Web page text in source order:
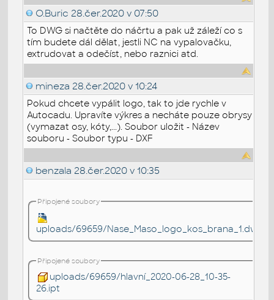
O.Buric 28.čer.2020 v 07:50
To DWG si načtěte do náčrtu a pak už záleží co s
tím budete dál dělat, jestli NC na vypalovačku,
extrudovat a odečíst, nebo raznici atd.
mineza 28.čer.2020 v 10:24
Pokud chcete vypálit logo, tak to jde rychle v
Autocadu. Upravíte výkres a necháte pouze obrysy
(vymazat osy, kóty,...). Soubor uložit - Název
souboru - Soubor typu - DXF
benzala 28.čer.2020 v 10:35
Připojené soubory
uploads/69659/Nase_Maso_logo_kos_brana_1.dwg
Připojené soubory
uploads/69659/hlavní_2020-06-28_10-35-
26.ipt